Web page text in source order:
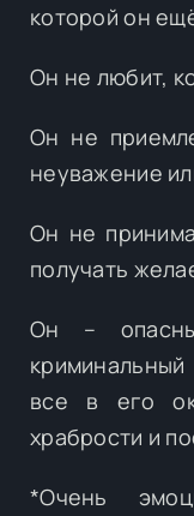
которой он
Он не любит,
Он не
неуважение
Он не
получать
Он –
криминальный
все в его
храбрости и
*Очень